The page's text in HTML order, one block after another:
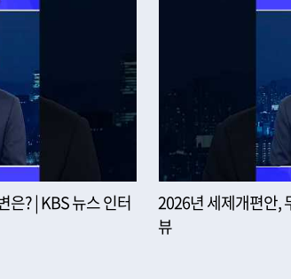
은? | KBS 뉴스 인터
2026년 세제개편안,
뷰